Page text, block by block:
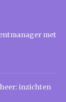
met
inzichten